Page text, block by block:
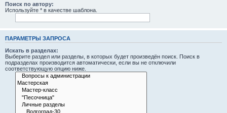
Поиск по автору:
Используйте * в качестве шаблона.
ПАРАМЕТРЫ ЗАПРОСА
Искать в разделах:
Выберите раздел или разделы, в которых будет произведён поиск. Поиск в
подразделах производится автоматически, если вы не отключили
соответствующую опцию ниже.